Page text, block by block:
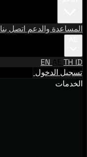
المساعدة والدعم اتصل بنا
EN AE TH ID
تسجيل الدخول
الخدمات